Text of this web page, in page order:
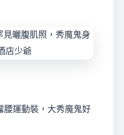
腰運動裝，大秀魔鬼好